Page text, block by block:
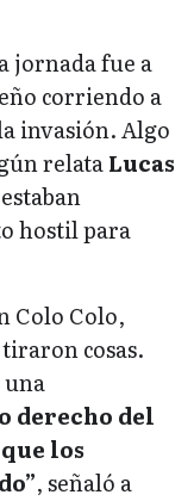
jornada fue a
corriendo a
invasión. Algo
relataLucas
hostil para
Colo Colo,
cosas.
una
derecho del
los
, señaló a